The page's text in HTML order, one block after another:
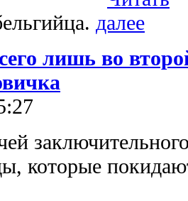
лишь во
которые